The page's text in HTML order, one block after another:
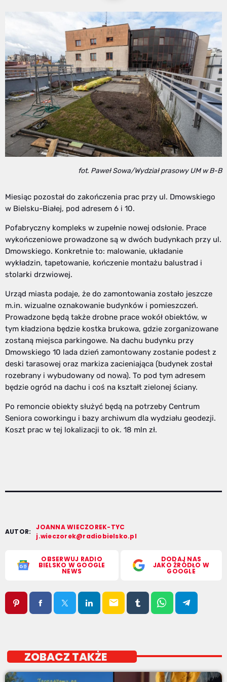
fot. Paweł Sowa/Wydział prasowy UM w B-B
Miesiąc pozostał do zakończenia prac przy ul. Dmowskiego
w Bielsku-Białej, pod adresem 6 i 10.
Pofabryczny kompleks w zupełnie nowej odsłonie. Prace
wykończeniowe prowadzone są w dwóch budynkach przy ul.
Dmowskiego. Konkretnie to: malowanie, układanie
wykładzin, tapetowanie, kończenie montażu balustrad i
stolarki drzwiowej.
Urząd miasta podaje, że do zamontowania zostało jeszcze
m.in. wizualne oznakowanie budynków i pomieszczeń.
Prowadzone będą także drobne prace wokół obiektów, w
tym kładziona będzie kostka brukowa, gdzie zorganizowane
zostaną miejsca parkingowe. Na dachu budynku przy
Dmowskiego 10 lada dzień zamontowany zostanie podest z
deski tarasowej oraz markiza zacieniająca (budynek został
rozebrany i wybudowany od nowa). To pod tym adresem
będzie ogród na dachu i coś na kształt zielonej ściany.
Po remoncie obiekty służyć będą na potrzeby Centrum
Seniora coworkingu i bazy archiwum dla wydziału geodezji.
Koszt prac w tej lokalizacji to ok. 18 mln zł.
AUTOR:
JOANNA WIECZOREK-TYC
j.wieczorek@radiobielsko.pl
OBSERWUJ RADIO
BIELSKO W GOOGLE
NEWS
DODAJ NAS
JAKO ŹRÓDŁO W
GOOGLE
email
ZOBACZ TAKŻE